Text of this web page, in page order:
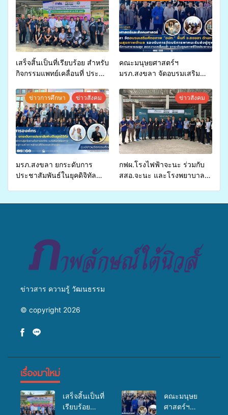
เสร็จสิ้นเป็นที่เรียบร้อย สำหรับ
กิจกรรมแพทย์เคลื่อนที่ ประจำ
สุขภาพแก่ประชาชนในพื้นที่
อำเภอจะนะ
คณะมนุษยศาสตร์ฯ
มรภ.สงขลา จัดอบรมเสริม
จ่ายงบกองทุนสุขภาพตำบล
รองรับการจัดบริการพาหนะรับ
ส่งผู้ทุพพลภาพเพื่อเข้ารับ
บริการสาธารณสุข ลดความ
เหลื่อมล้ำ ยกระดับคุณภาพ
ชีวิตประชาชนอย่างยั่งยืน
ข่าวการศึกษา ข่าวสังคม
มรภ.สงขลา ยกระดับการ
ประชาสัมพันธ์ในยุคดิจิทัล
ข่าวสังคม
กฟผ.โรงไฟฟ้าจะนะ ร่วมกับ
สสอ.จะนะ และโรงพยาบาล
ข่าวสาร ความรู้ วัฒนธรรม
© copyright 2026
เรื่องมาใหม่
เสร็จสิ้นเป็นที่
เรียบร้อย
คณะมนุษย
ศาสตร์ฯ